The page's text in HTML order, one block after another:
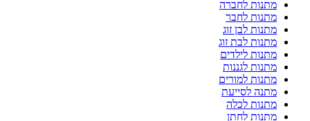
מתנות לחברה
מתנות לחבר
מתנות לבן זוג
מתנות לבת זוג
מתנות לילדים
מתנות לגננות
מתנות למורים
מתנה לסייעת
מתנות לכלה
מתנות לחתן